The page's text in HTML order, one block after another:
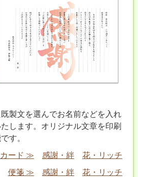
製文を選んでお名前などを入れ
します。オリジナル文章を印刷
す。
カード ≫
感謝・絆
花・リッチ
便箋 ≫
感謝・絆 花・リッチ